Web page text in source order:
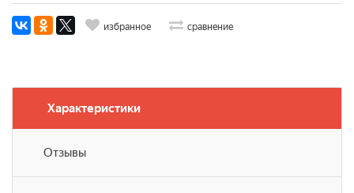
избранное сравнение
Характеристики
Отзывы